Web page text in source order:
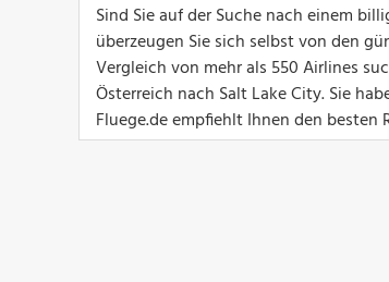
Sind Sie auf der Suche nach einem
überzeugen Sie sich selbst von den
Vergleich von mehr als 550 Airlines
Österreich nach Salt Lake City. Sie
Fluege.de empfiehlt Ihnen den